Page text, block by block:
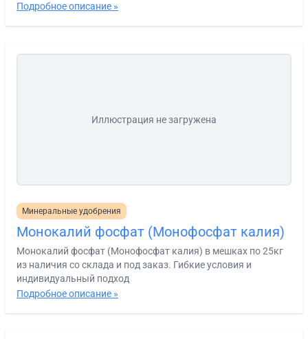
Подробное описание »
Иллюстрация не загружена
Минеральные удобрения
Монокалий фосфат (Монофосфат калия)
Монокалий фосфат (Монофосфат калия) в мешках по 25кг
из наличия со склада и под заказ. Гибкие условия и
индивидуальный подход
Подробное описание »